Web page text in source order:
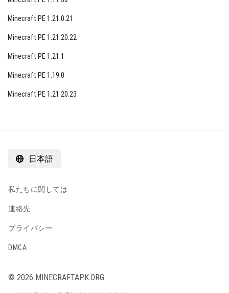
Minecraft PE 1.21.0.21
Minecraft PE 1.21.20.22
Minecraft PE 1.21.1
Minecraft PE 1.19.0
Minecraft PE 1.21.20.23
日本語
私たちに関しては
連絡先
プライバシー
DMCA
© 2026 MINECRAFTAPK.ORG